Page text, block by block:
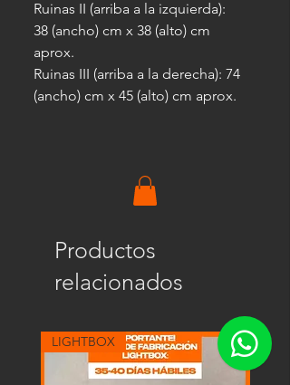
Ruinas II (arriba a la izquierda):
38 (ancho) cm x 38 (alto) cm
aprox.
Ruinas III (arriba a la derecha): 74
(ancho) cm x 45 (alto) cm aprox.
Productos
relacionados
LIGHTBOX